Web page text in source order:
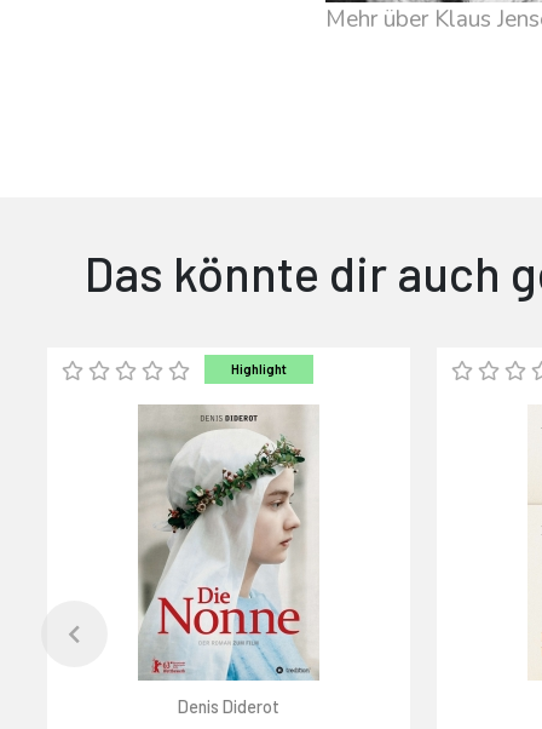
Mehr über Klaus
Das könnte dir auch
Highlight
Denis Diderot